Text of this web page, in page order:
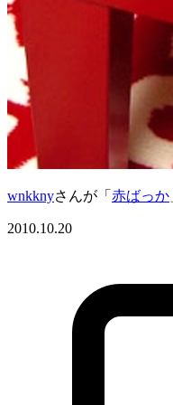
wnkknyさんが「 赤ばっか
2010.10.20